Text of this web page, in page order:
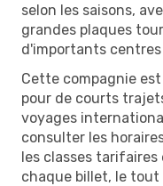
selon les saisons,
grandes plaques
d'importants
Cette compagnie
pour de courts
voyages
consulter les
les classes
chaque billet, le tout